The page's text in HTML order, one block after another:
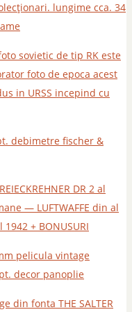
lungime cca. 34
sovietic de tip RK este
foto de epoca acest
in URSS incepind cu
debimetre fischer &
DR 2 al
— LUFTWAFFE din al
+ BONUSURI
pelicula vintage
decor panoplie
din fonta THE SALTER